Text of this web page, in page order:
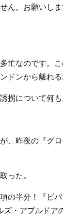
ん。お願いし
忙なのです。
ドンから離れる
拐について何
、昨夜の『グ
った。
の半分！『ビ
・アプルド